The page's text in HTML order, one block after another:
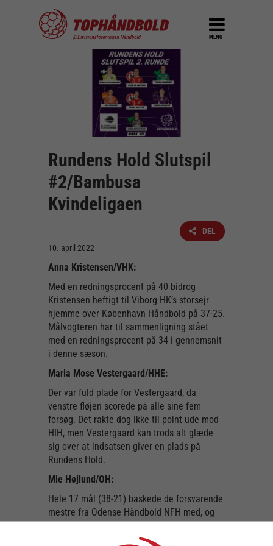
MENU
Rundens Hold Slutspil
#2/Bambusa
Kvindeligaen
DEL
10. april 2022
Anna Kristensen/VHK:
Med en redningsprocent på 40 bidrog
Kristensen heftigt til Viborg HK’s storsejr
hjemme over København Håndbold på 37-25.
Målvogteren har til sammenligning stået
med en redningsprocent på 34 i gennemsnit
i denne sæson.
Maria Mose Vestergaard/HHE:
Der var fuld plade for Vestergaard, da
venstre fløjen scorede på alle sine fem
forsøg. Det rakte dog ikke til point ude mod
HIH, men Vestergaard kan trods alt glæde
sig over at indsatsen giver en plads på
Rundens Hold.
Mie Højlund/OH:
Hele 17 mål (38-21) baskede de forsvarende
mestre fra Odense Håndbold NFH med, og
Højlund havde sin store andel i løjerne, da
landsholdsspilleren scorede 5 gange på